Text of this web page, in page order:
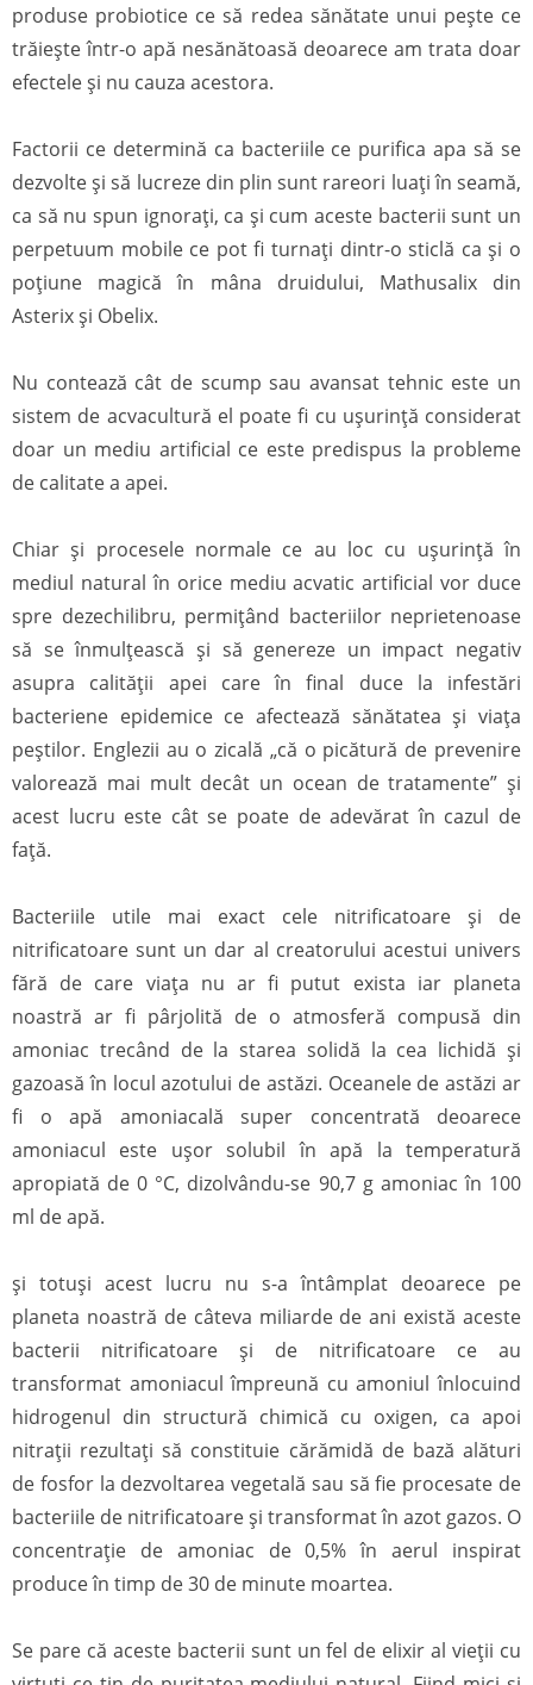
produse probiotice ce să redea sănătate unui pește ce
trăiește într-o apă nesănătoasă deoarece am trata doar
efectele și nu cauza acestora.
Factorii ce determină ca bacteriile ce purifica apa să se
dezvolte și să lucreze din plin sunt rareori luați în seamă,
ca să nu spun ignorați, ca și cum aceste bacterii sunt un
perpetuum mobile ce pot fi turnați dintr-o sticlă ca și o
poțiune magică în mâna druidului, Mathusalix din
Asterix și Obelix.
Nu contează cât de scump sau avansat tehnic este un
sistem de acvacultură el poate fi cu ușurință considerat
doar un mediu artificial ce este predispus la probleme
de calitate a apei.
Chiar și procesele normale ce au loc cu uşurinţă în
mediul natural în orice mediu acvatic artificial vor duce
spre dezechilibru, permiţând bacteriilor neprietenoase
să se înmulţească şi să genereze un impact negativ
asupra calității apei care în final duce la infestări
bacteriene epidemice ce afectează sănătatea şi viaţa
peștilor. Englezii au o zicală „că o picătură de prevenire
valorează mai mult decât un ocean de tratamente” şi
acest lucru este cât se poate de adevărat în cazul de
faţă.
Bacteriile utile mai exact cele nitrificatoare și de
nitrificatoare sunt un dar al creatorului acestui univers
fără de care viața nu ar fi putut exista iar planeta
noastră ar fi pârjolită de o atmosferă compusă din
amoniac trecând de la starea solidă la cea lichidă și
gazoasă în locul azotului de astăzi. Oceanele de astăzi ar
fi o apă amoniacală super concentrată deoarece
amoniacul este ușor solubil în apă la temperatură
apropiată de 0 °C, dizolvându-se 90,7 g amoniac în 100
ml de apă.
și totuși acest lucru nu s-a întâmplat deoarece pe
planeta noastră de câteva miliarde de ani există aceste
bacterii nitrificatoare și de nitrificatoare ce au
transformat amoniacul împreună cu amoniul înlocuind
hidrogenul din structură chimică cu oxigen, ca apoi
nitrații rezultați să constituie cărămidă de bază alături
de fosfor la dezvoltarea vegetală sau să fie procesate de
bacteriile de nitrificatoare și transformat în azot gazos. O
concentrație de amoniac de 0,5% în aerul inspirat
produce în timp de 30 de minute moartea.
Se pare că aceste bacterii sunt un fel de elixir al vieții cu